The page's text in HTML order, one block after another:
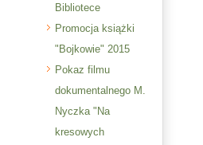
Bibliotece
Promocja książki
"Bojkowie" 2015
Pokaz filmu
dokumentalnego M.
Nyczka "Na
kresowych